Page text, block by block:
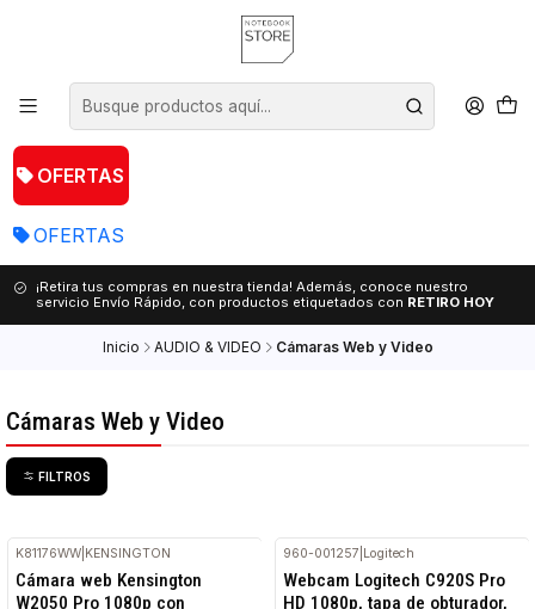
OFERTAS
OFERTAS
¡Retira tus compras en nuestra tienda! Además, conoce nuestro
servicio Envío Rápido, con productos etiquetados con RETIRO HOY
Inicio AUDIO & VIDEO Cámaras Web y Video
Cámaras Web y Video
FILTROS
K81176WW KENSINGTON
Cámara web Kensington
W2050 Pro 1080p con
960-001257 Logitech
Webcam Logitech C920S Pro
HD 1080p, tapa de obturador,